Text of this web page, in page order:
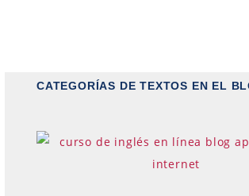
CATEGORÍAS DE TEXTOS EN EL